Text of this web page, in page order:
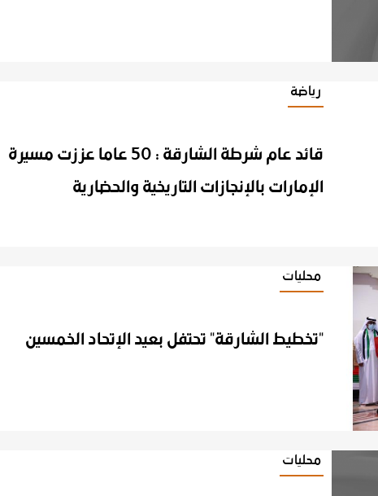
رياضة
قائد عام شرطة الشارقة : 50 عاما عززت مسيرة
الإمارات بالإنجازات التاريخية والحضارية
محليات
"تخطيطالشارقة"تحتفلبعيدالإتحادالخمسين
محليات